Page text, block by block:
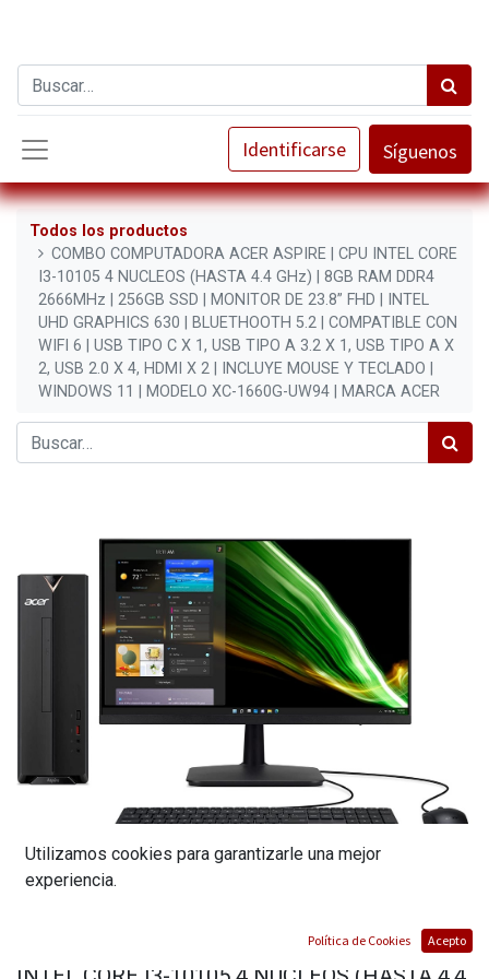
Identificarse Síguenos
Todos los productos
COMBO COMPUTADORA ACER ASPIRE | CPU INTEL CORE
I3-10105 4 NUCLEOS (HASTA 4.4 GHz) | 8GB RAM DDR4
2666MHz | 256GB SSD | MONITOR DE 23.8” FHD | INTEL
UHD GRAPHICS 630 | BLUETHOOTH 5.2 | COMPATIBLE CON
WIFI 6 | USB TIPO C X 1, USB TIPO A 3.2 X 1, USB TIPO A X
2, USB 2.0 X 4, HDMI X 2 | INCLUYE MOUSE Y TECLADO |
WINDOWS 11 | MODELO XC-1660G-UW94 | MARCA ACER
COMBO COMPUTADORA ACER ASPIRE | CPU
Utilizamos cookies para garantizarle una mejor
experiencia.
Política de Cookies Acepto